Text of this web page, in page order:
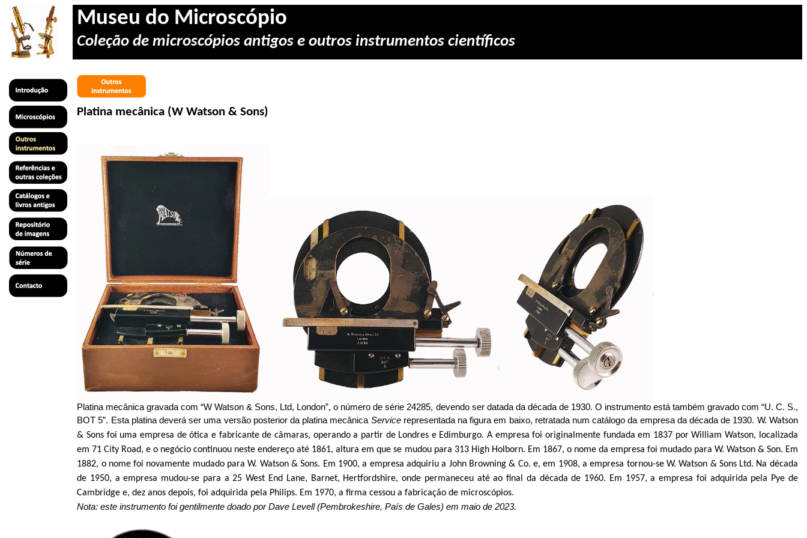
Museu do Microscópio
Coleção de microscópios antigos e outros instrumentos científicos
Platina mecânica (W Watson & Sons)
Platina mecânica gravada com “W Watson & Sons, Ltd, London”, o número de série 24285, devendo ser datada da década de 1930. O instrumento está também gravado com “U. C. S.,
BOT 5”. Esta platina deverá ser uma versão posterior da platina mecânica Servicerepresentada na figura em baixo, retratada num catálogo da empresa da década de 1930. W. Watson
& Sons foi uma empresa de ótica e fabricante de câmaras, operando a partir de Londres e Edimburgo. A empresa foi originalmente fundada em 1837 por William Watson, localizada
em 71City Road, e o negócio continuou neste endereço até 1861, altura em que se mudou para 313 High Holborn. Em 1867, o nome da empresa foi mudado para W. Watson & Son. Em
1882, o nome foi novamente mudado para W. Watson & Sons. Em 1900, a empresa adquiriu a John Browning& Co. e, em 1908, a empresa tornou-se W. Watson & Sons Ltd. Na década
de 1950, a empresa mudou-se para a 25 West End Lane, Barnet, Hertfordshire, onde permaneceu até ao final da década de 1960. Em 1957, a empresa foi adquirida pela Pye de
Cambridge e, dez anos depois, foi adquirida pela Philips. Em 1970, a firma cessou a fabricação de microscópios.
Nota: este instrumento foi gentilmente doado por DaveLevell(Pembrokeshire, País de Gales) em maio de 2023.